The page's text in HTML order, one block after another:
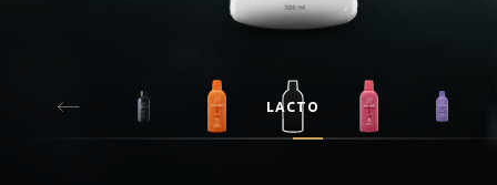
LACTO